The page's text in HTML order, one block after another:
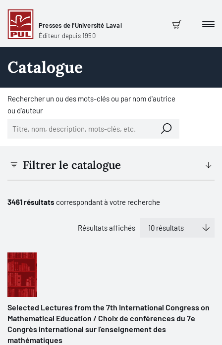
Presses de l'Université Laval
Éditeur depuis 1950
Panier
Catalogue
Rechercher un ou des mots-clés ou par nom d'autrice
ou d'auteur
Filtrer le catalogue
3461 résultats correspondant à votre recherche
Résultats affichés
Selected Lectures from the 7th International Congress on
Mathematical Education / Choix de conférences du 7e
Congrès international sur l'enseignement des
mathématiques